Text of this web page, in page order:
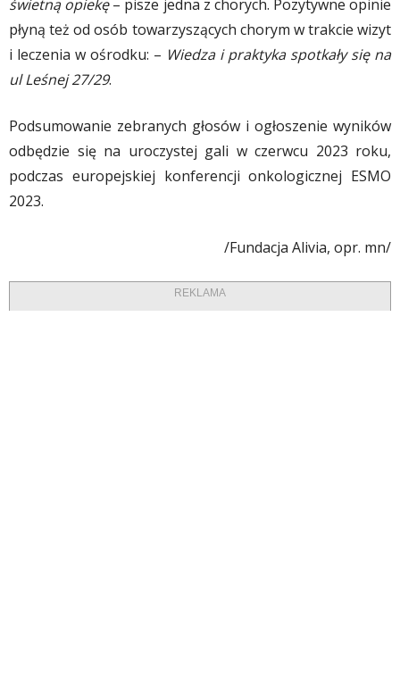
świetną opiekę– pisze jedna z chorych. Pozytywne opinie
płyną też od osób towarzyszących chorym w trakcie wizyt
i leczenia w ośrodku: – Wiedza i praktyka spotkały się na
ul Leśnej 27/29.
Podsumowanie zebranych głosów i ogłoszenie wyników
odbędzie się na uroczystej gali w czerwcu 2023 roku,
podczas europejskiej konferencji onkologicznej ESMO
2023.
/Fundacja Alivia, opr. mn/
REKLAMA